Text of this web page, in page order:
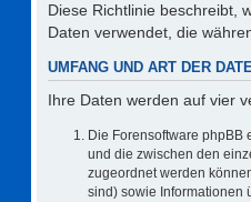
Diese Richtlinie beschreibt,
Daten verwendet, die
UMFANG UND ART DER
Ihre Daten werden auf vier
Die Forensoftware phpBB
und die zwischen den
zugeordnet werden
sind) sowie Informationen